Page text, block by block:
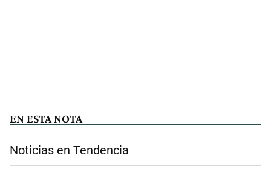
EN ESTA NOTA
Noticias en Tendencia